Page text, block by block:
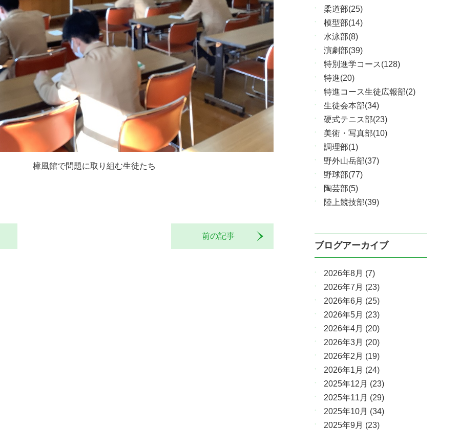
樟風館で問題に取り組む生徒たち
前の記事
柔道部(25)
模型部(14)
水泳部(8)
演劇部(39)
特別進学コース(128)
特進(20)
特進コース生徒広報部(2)
生徒会本部(34)
硬式テニス部(23)
美術・写真部(10)
調理部(1)
野外山岳部(37)
野球部(77)
陶芸部(5)
陸上競技部(39)
ブログアーカイブ
2026年8月 (7)
2026年7月 (23)
2026年6月 (25)
2026年5月 (23)
2026年4月 (20)
2026年3月 (20)
2026年2月 (19)
2026年1月 (24)
2025年12月 (23)
2025年11月 (29)
2025年10月 (34)
2025年9月 (23)